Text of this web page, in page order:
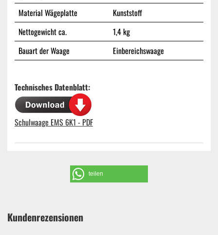
Material Wägeplatte
Kunststoff
Nettogewicht ca.
1,4 kg
Bauart der Waage
Einbereichswaage
Technisches Datenblatt:
Schulwaage EMS 6K1 - PDF
teilen
Kundenrezensionen